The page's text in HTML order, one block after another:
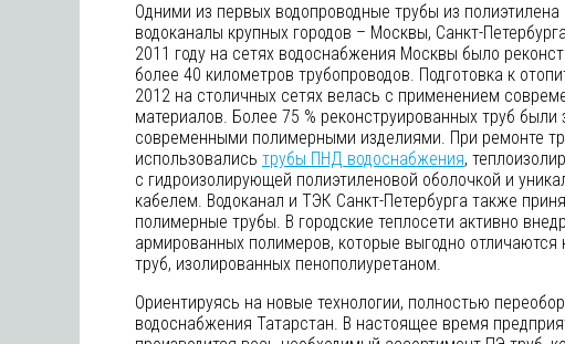
Одними из первых водопроводные трубы из
водоканалы крупных городов – Москвы, Санкт-
2011 году на сетях водоснабжения Москвы было
более 40 километров трубопроводов. Подготовка к
2012 на столичных сетях велась с применением
материалов. Более 75 % реконструированных труб были
современными полимерными изделиями. При ремонте
использовались трубы ПНД водоснабжения,
с гидроизолирующей полиэтиленовой оболочкой и
кабелем. Водоканал и ТЭК Санкт-Петербурга также
полимерные трубы. В городские теплосети активно
армированных полимеров, которые выгодно отличаются
труб, изолированных пенополиуретаном.
Ориентируясь на новые технологии, полностью
водоснабжения Татарстан. В настоящее время